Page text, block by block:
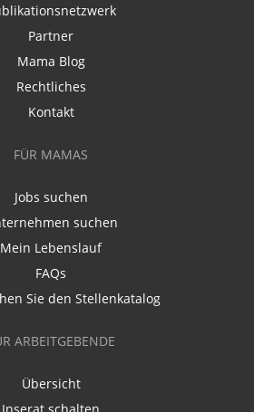
Partner
Mama Blog
Rechtliches
Kontakt
FÜR MAMAS
Jobs suchen
suchen
Mein Lebenslauf
FAQs
Sie den Stellenkatalog
ARBEITGEBENDE
Übersicht
Inserat schalten